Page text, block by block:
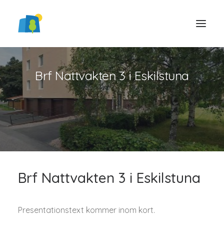
Brf Nattvakten 3 i Eskilstuna
Brf Nattvakten 3 i Eskilstuna
Presentationstext kommer inom kort.